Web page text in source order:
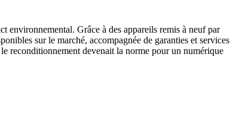
environnemental. Grâce à des appareils remis à neuf par
sur le marché, accompagnée de garanties et services
reconditionnement devenait la norme pour un numérique